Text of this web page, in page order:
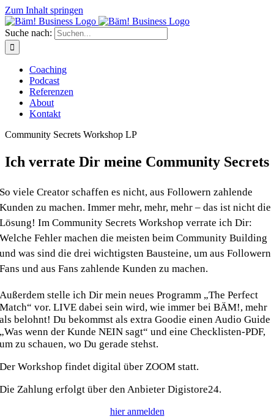
Zum Inhalt springen
Suche nach:
Coaching
Podcast
Referenzen
About
Kontakt
Community Secrets Workshop LP
Ich verrate Dir meine Community Secrets
So viele Creator schaffen es nicht, aus Followern zahlende
Kunden zu machen. Immer mehr, mehr, mehr – das ist nicht die
Lösung! ImCommunity Secrets Workshop verrate ich Dir:
Welche Fehler machen die meisten beim Community Building
und was sind diedrei wichtigsten Bausteine, um aus Followern
Fans und aus Fans zahlende Kunden zu machen.
Außerdem stelle ich Dir mein neues Programm „The Perfect
Match“ vor. LIVE dabei sein wird, wie immer bei BÄM!, mehr
als belohnt! Du bekommst als extra Goodie einen Audio Guide
„Was wenn der Kunde NEIN sagt“ und eine Checklisten-PDF,
um zu schauen, wo Du gerade stehst.
Der Workshop findet digital über ZOOM statt.
Die Zahlung erfolgt über den Anbieter Digistore24.
hier anmelden